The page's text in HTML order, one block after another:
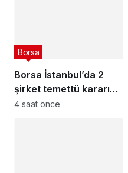
Borsa İstanbul’da 2
şirket temettü kararını
açıkladı – 6 Ağustos
Borsa
4 saat önce